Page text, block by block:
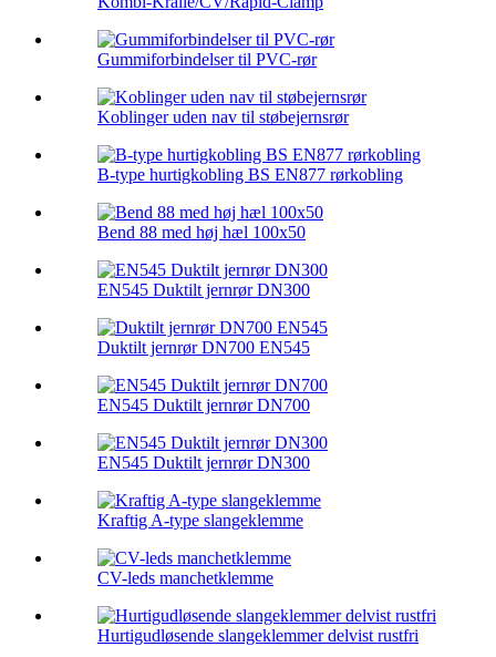
Gummiforbindelser til PVC-rør
Koblinger uden nav til støbejernsrør
B-type hurtigkobling BS EN877 rørkobling
Bend 88 med høj hæl 100x50
EN545 Duktilt jernrør DN300
Duktilt jernrør DN700 EN545
EN545 Duktilt jernrør DN700
EN545 Duktilt jernrør DN300
Kraftig A-type slangeklemme
CV-leds manchetklemme
Hurtigudløsende slangeklemmer delvist rustfri